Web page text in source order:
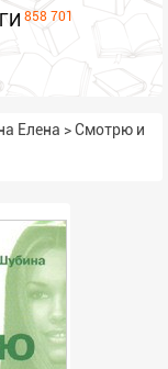
858 701
Елена >Смотрю и